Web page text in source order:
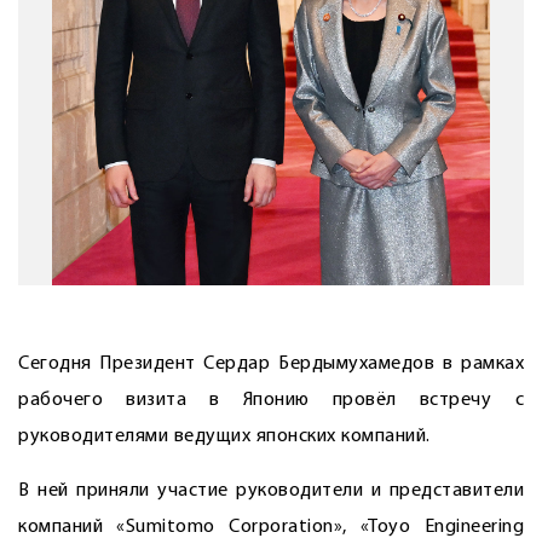
Сегодня Президент Сердар Бердымухамедов в рамках
рабочего визита в Японию провёл встречу с
руководителями ведущих японских компаний.
В ней приняли участие руководители и представители
компаний «Sumitomo Corporation», «Toyo Engineering